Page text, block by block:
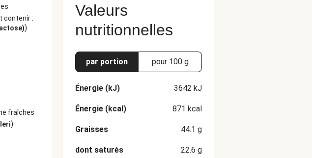
contenir :
)
fraîches
)
Valeurs
nutritionnelles
par portion pour 100 g
Énergie (kJ) 3642 kJ
Énergie (kcal) 871 kcal
Graisses 44.1 g
dont saturés 22.6 g